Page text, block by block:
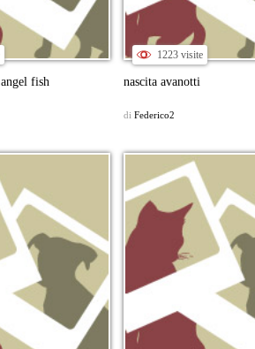
fish
1223 visite
nascita avanotti
di Federico2